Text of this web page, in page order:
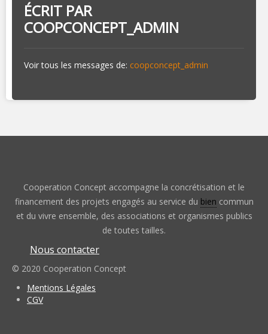
ÉCRIT PAR
COOPCONCEPT_ADMIN
Voir tous les messages de: coopconcept_admin
Cooperation Concept accompagne la concrétisation et le
financement des projets engagés au service du bien commun
et du vivre ensemble, des associations et organismes publics
de toutes tailles.
Nous contacter
© 2020 Cooperation Concept
Mentions Légales
CGV